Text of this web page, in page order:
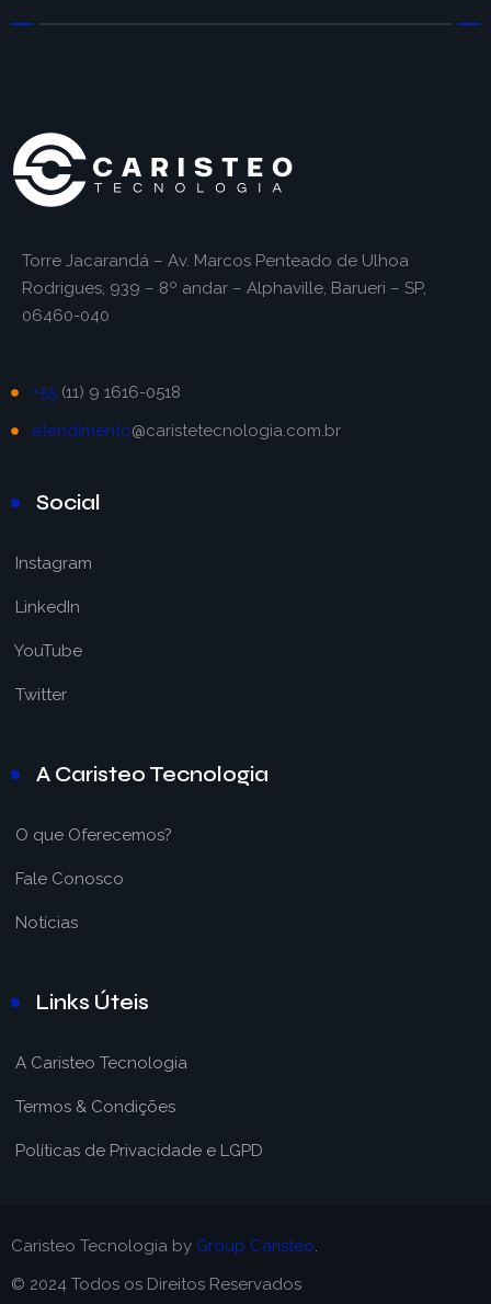
Torre Jacarandá – Av. Marcos Penteado de Ulhoa
Rodrigues, 939 – 8º andar – Alphaville, Barueri – SP,
06460-040
+55(11) 9 1616-0518
atendimento@caristetecnologia.com.br
Social
Instagram
LinkedIn
YouTube
Twitter
A Caristeo Tecnologia
O que Oferecemos?
Fale Conosco
Notícias
Links Úteis
A Caristeo Tecnologia
Termos & Condições
Políticas de Privacidade e LGPD
Caristeo Tecnologia by Group Caristeo.
© 2024 Todos os Direitos Reservados